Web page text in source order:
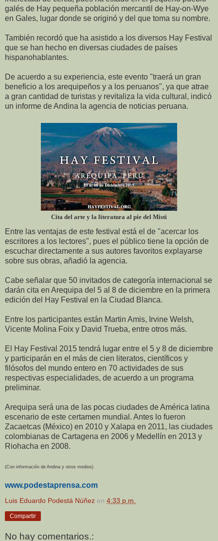
galés de Hay pequeña población mercantil de Hay-on-Wye
en Gales, lugar donde se originó y del que toma su nombre.
También recordó que ha asistido a los diversos Hay Festival
que se han hecho en diversas ciudades de países
hispanohablantes.
De acuerdo a su experiencia, este evento "traerá un gran
beneficio a los arequipeños y a los peruanos", ya que atrae
a gran cantidad de turistas y revitaliza la vida cultural, indicó
un informe de Andina la agencia de noticias peruana.
Cita del arte y la literatura al pie del Misti
Entre las ventajas de este festival está el de "acercar los
escritores a los lectores", pues el público tiene la opción de
escuchar directamente a sus autores favoritos explayarse
sobre sus obras, añadió la agencia.
Cabe señalar que 50 invitados de categoría internacional se
darán cita en Arequipa del 5 al 8 de diciembre en la primera
edición del Hay Festival en la Ciudad Blanca.
Entre los participantes están Martin Amis, Irvine Welsh,
Vicente Molina Foix y David Trueba, entre otros más.
El Hay Festival 2015 tendrá lugar entre el 5 y 8 de diciembre
y participarán en el más de cien literatos, científicos y
filósofos del mundo entero en 70 actividades de sus
respectivas especialidades, de acuerdo a un programa
preliminar.
Arequipa será una de las pocas ciudades de América latina
escenario de este certamen mundial. Antes lo fueron
Zacaetcas (México) en 2010 y Xalapa en 2011, las ciudades
colombianas de Cartagena en 2006 y Medellín en 2013 y
Riohacha en 2008.
(Con información de Andina y otros medios)
www.podestaprensa.com
Luis Eduardo Podestá Núñez en 4:33 p.m.
Compartir
No hay comentarios.: